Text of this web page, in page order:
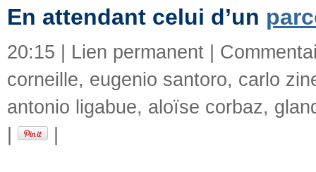
En attendant celui d’un
20:15 | Lien permanent
corneille, eugenio santoro, carlo
antonio ligabue, aloïse corbaz,